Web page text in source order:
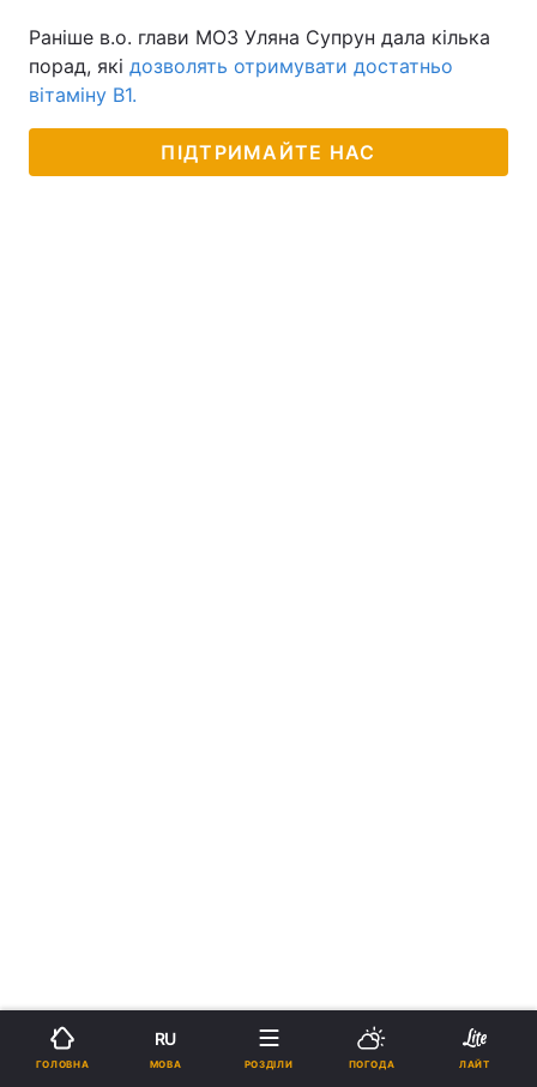
Раніше в.о. глави МОЗ Уляна Супрун дала кілька
порад, які дозволять отримувати достатньо
вітаміну В1.
ПІДТРИМАЙТЕ НАС
ГОЛОВНА
RU
МОВА РОЗДІЛИ ПОГОДА ЛАЙТ